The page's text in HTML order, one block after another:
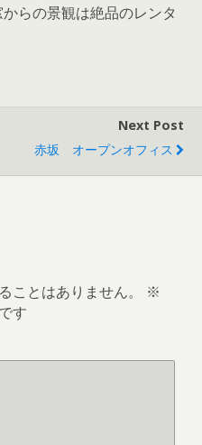
らの景観は絶品のレンタ
Next Post
赤坂 オープンオフィス
ことはありません。
※
す